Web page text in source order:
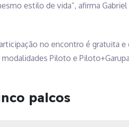
estilo de vida”, afirma
no encontro é gratuita
modalidades Piloto e
palcos